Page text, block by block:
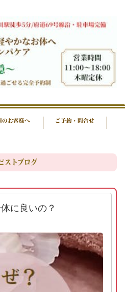
のお客様へ ご予約・問合せ
ストブログ
に良いの？